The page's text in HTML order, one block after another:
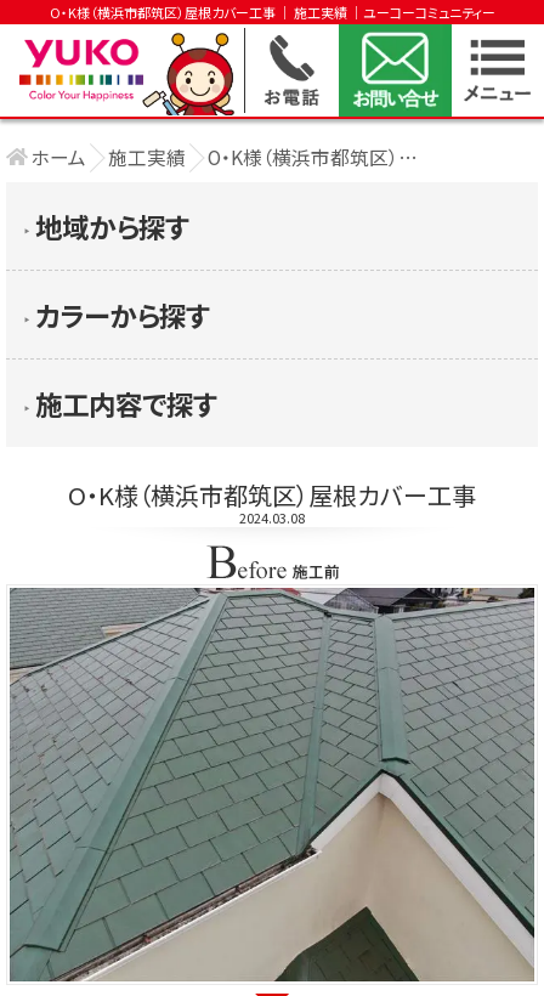
O・K様（横浜市都筑区）屋根カバー工事 │ 施工実績 │ユーコーコミュニティー
ホーム 施工実績 O・K様（横浜市都筑区）屋根カバー工事
▶︎ 施工内容で探す
▶︎ カラーから探す
▶︎ 地域から探す
O・K様（横浜市都筑区）屋根カバー工事
2024.03.08